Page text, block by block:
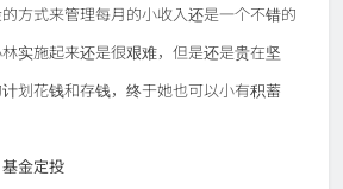
方式来管理每月的小收入还是一个不错的
实施起来还是很艰难，但是还是贵在坚
划花钱和存钱，终于她也可以小有积蓄
金定投